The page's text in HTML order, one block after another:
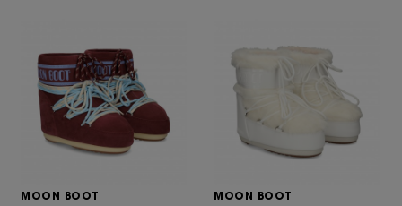
MOON BOOT MOON BOOT